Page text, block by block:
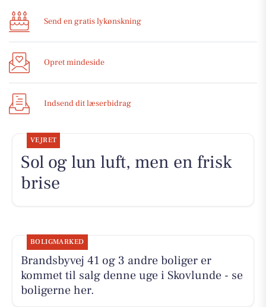
Send en gratis lykønskning
Opret mindeside
Indsend dit læserbidrag
VEJRET
Sol og lun luft, men en frisk
brise
BOLIGMARKED
Brandsbyvej 41 og 3 andre boliger er
kommet til salg denne uge i Skovlunde - se
boligerne her.